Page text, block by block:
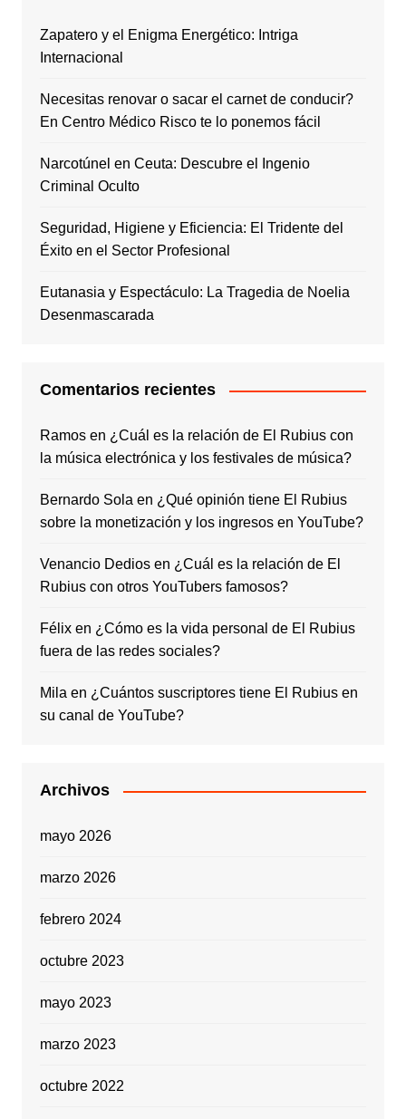
Zapatero y el Enigma Energético: Intriga
Internacional
Necesitas renovar o sacar el carnet de conducir?
En Centro Médico Risco te lo ponemos fácil
Narcotúnel en Ceuta: Descubre el Ingenio
Criminal Oculto
Seguridad, Higiene y Eficiencia: El Tridente del
Éxito en el Sector Profesional
Eutanasia y Espectáculo: La Tragedia de Noelia
Desenmascarada
Comentarios recientes
Ramosen ¿Cuál es la relación de El Rubius con
la música electrónica y los festivales de música?
Bernardo Sola en ¿Qué opinión tiene El Rubius
sobre la monetización y los ingresos en YouTube?
Venancio Dediosen ¿Cuál es la relación de El
Rubius con otros YouTubers famosos?
Félixen ¿Cómo es la vida personal de El Rubius
fuera de las redes sociales?
Mila en ¿Cuántos suscriptores tiene El Rubius en
su canal de YouTube?
Archivos
mayo 2026
marzo 2026
febrero 2024
octubre 2023
mayo 2023
marzo 2023
octubre 2022